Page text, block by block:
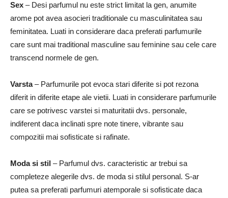
Sex – Desi parfumul nu este strict limitat la gen, anumite
arome pot avea asocieri traditionale cu masculinitatea sau
feminitatea. Luati in considerare daca preferati parfumurile
care sunt mai traditional masculine sau feminine sau cele care
transcend normele de gen.
Varsta– Parfumurile pot evoca stari diferite si pot rezona
diferit in diferite etape ale vietii. Luati in considerare parfumurile
care se potrivesc varstei si maturitatii dvs. personale,
indiferent daca inclinati spre note tinere, vibrante sau
compozitii mai sofisticate si rafinate.
Moda si stil – Parfumul dvs. caracteristic ar trebui sa
completeze alegerile dvs. de moda si stilul personal. S-ar
putea sa preferati parfumuri atemporale si sofisticate daca